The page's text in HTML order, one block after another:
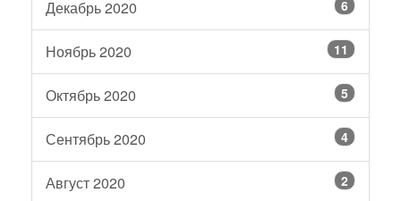
Декабрь 2020 6
Ноябрь 2020 11
Октябрь 2020 5
Сентябрь 2020 4
Август 2020 2